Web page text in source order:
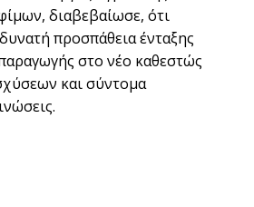
διαβεβαίωσε, ότι
προσπάθεια ένταξης
στο νέο καθεστώς
και σύντομα